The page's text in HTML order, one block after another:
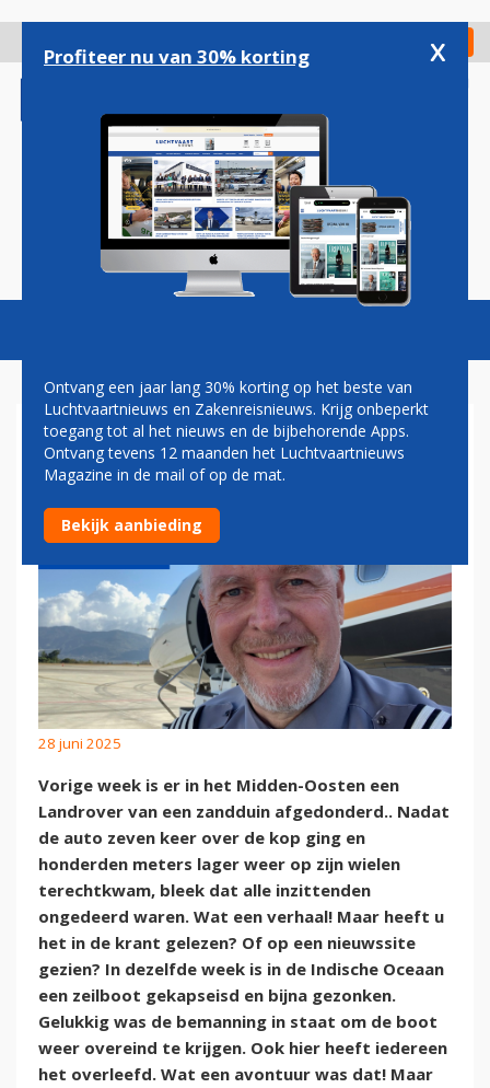
gaan
Check in
Magazine Podcasts Vacatures
FAKE NEWS
28 juni 2025
Vorige week is er in het Midden-Oosten een
Landrover van een zandduin afgedonderd.. Nadat
de auto zeven keer over de kop ging en
honderden meters lager weer op zijn wielen
terechtkwam, bleek dat alle inzittenden
ongedeerd waren. Wat een verhaal! Maar heeft u
het in de krant gelezen? Of op een nieuwssite
gezien? In dezelfde week is in de Indische Oceaan
een zeilboot gekapseisd en bijna gezonken.
Gelukkig was de bemanning in staat om de boot
weer overeind te krijgen. Ook hier heeft iedereen
het overleefd. Wat een avontuur was dat! Maar
Profiteer nu van 30% korting x
Ontvang een jaar lang 30% korting op het beste van
Luchtvaartnieuws en Zakenreisnieuws. Krijg onbeperkt
toegang tot al het nieuws en de bijbehorende Apps.
Ontvang tevens 12 maanden het Luchtvaartnieuws
Magazine in de mail of op de mat.
Bekijk aanbieding